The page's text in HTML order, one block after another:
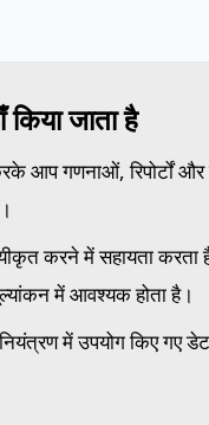
जाता है
आप गणनाओं, रिपोर्टों और
करने में सहायता करता
में आवश्यक होता है।
में उपयोग किए गए